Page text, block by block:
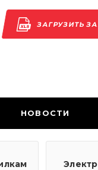
ЗАГРУЗИТЬ
НОВОСТИ